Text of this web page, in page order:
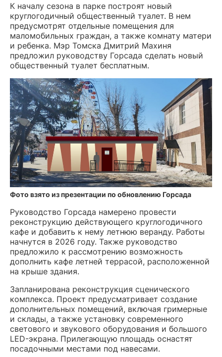
К началу сезона в парке построят новый
круглогодичный общественный туалет. В нем
предусмотрят отдельные помещения для
маломобильных граждан, а также комнату матери
и ребенка. Мэр Томска Дмитрий Махиня
предложил руководству Горсада сделать новый
общественный туалет бесплатным.
Фото взято из презентации по обновлению Горсада
Руководство Горсада намерено провести
реконструкцию действующего круглогодичного
кафе и добавить к нему летнюю веранду. Работы
начнутся в 2026 году. Также руководство
предложило к рассмотрению возможность
дополнить кафе летней террасой, расположенной
на крыше здания.
Запланирована реконструкция сценического
комплекса. Проект предусматривает создание
дополнительных помещений, включая гримерные
и склады, а также установку современного
светового и звукового оборудования и большого
LED-экрана. Прилегающую площадь оснастят
посадочными местами под навесами.